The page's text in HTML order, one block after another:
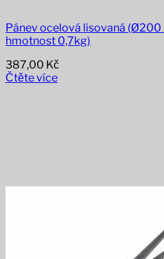
Pánev ocelová lisovaná (Ø200
hmotnost 0,7kg)
387,00 Kč
Čtěte více